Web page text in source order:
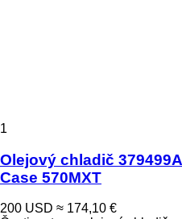
1
Olejový chladič
Case 570MXT
200 USD ≈ 174,10 €